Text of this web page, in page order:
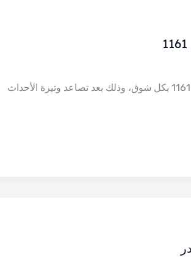
يترقب جمهور المانجا فصل مانجا ون بيس 1161 بكل شوق، وذلك بعد تصاعد وتيرة الأحداث